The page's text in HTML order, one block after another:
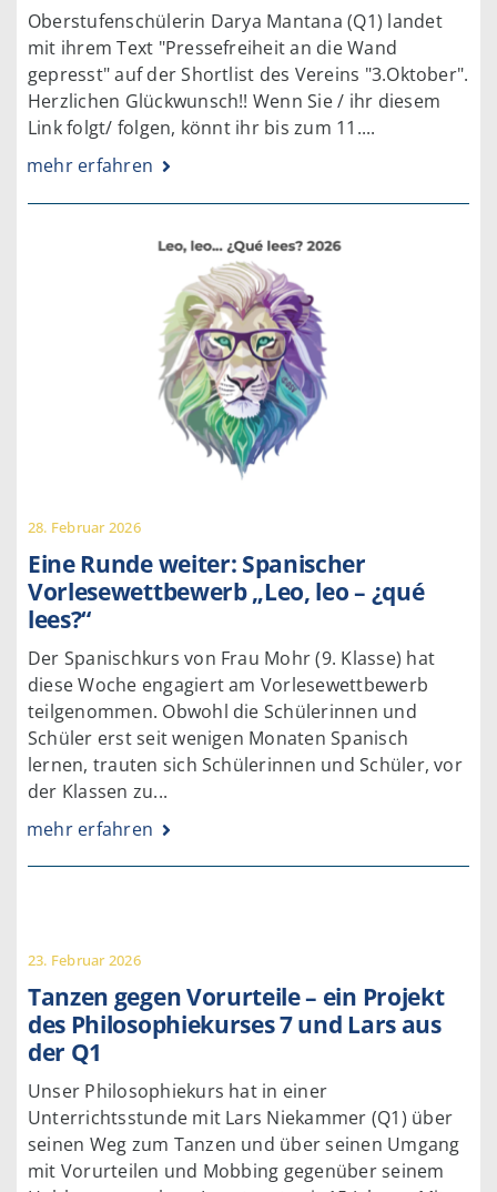
Oberstufenschülerin Darya Mantana (Q1) landet
mit ihrem Text "Pressefreiheit an die Wand
gepresst" auf der Shortlist des Vereins "3.Oktober".
Herzlichen Glückwunsch!! Wenn Sie / ihr diesem
Link folgt/ folgen, könnt ihr bis zum 11....
mehr erfahren
28. Februar 2026
Eine Runde weiter: Spanischer
Vorlesewettbewerb „Leo, leo – ¿qué
lees?“
Der Spanischkurs von Frau Mohr (9. Klasse) hat
diese Woche engagiert am Vorlesewettbewerb
teilgenommen. Obwohl die Schülerinnen und
Schüler erst seit wenigen Monaten Spanisch
lernen, trauten sich Schülerinnen und Schüler, vor
der Klassen zu...
mehr erfahren
23. Februar 2026
Tanzen gegen Vorurteile – ein Projekt
des Philosophiekurses 7 und Lars aus
der Q1
Unser Philosophiekurs hat in einer
Unterrichtsstunde mit Lars Niekammer (Q1) über
seinen Weg zum Tanzen und über seinen Umgang
mit Vorurteilen und Mobbing gegenüber seinem